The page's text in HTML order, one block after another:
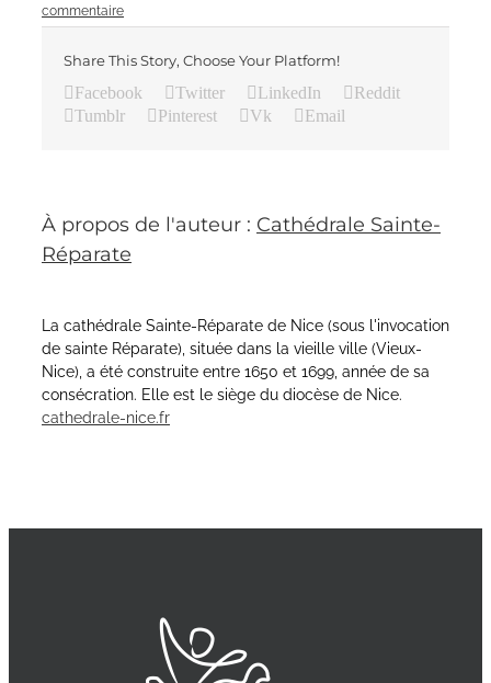
commentaire
Share This Story, Choose Your Platform!
Facebook Twitter LinkedIn
Reddit
Tumblr
Pinterest Vk Email
À propos de l'auteur : Cathédrale Sainte-
Réparate
La cathédrale Sainte-Réparate de Nice (sous l'invocation
de sainte Réparate), située dans la vieille ville (Vieux-
Nice), a été construite entre 1650 et 1699, année de sa
consécration. Elle est le siège du diocèse de Nice.
cathedrale-nice.fr